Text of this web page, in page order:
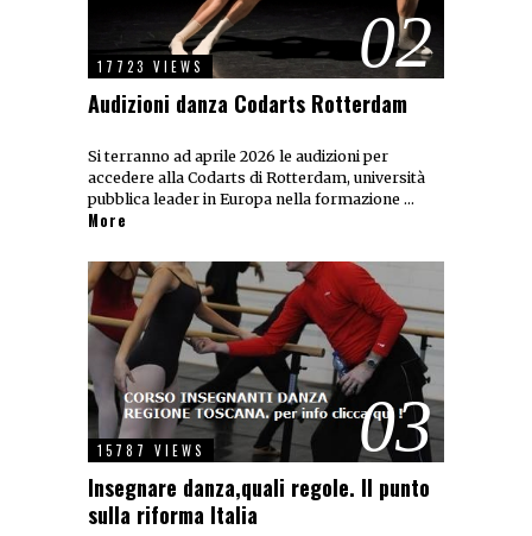
02
17723 VIEWS
Audizioni danza Codarts Rotterdam
Si terranno ad aprile 2026 le audizioni per
accedere alla Codarts di Rotterdam, università
pubblica leader in Europa nella formazione …
More
03
15787 VIEWS
Insegnare danza,quali regole. Il punto
sulla riforma Italia